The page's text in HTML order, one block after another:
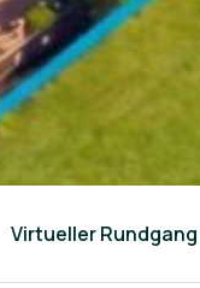
Virtueller Rundgang